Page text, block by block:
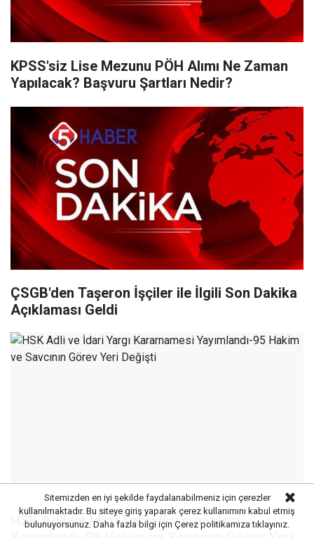
KPSS'siz Lise Mezunu PÖH Alımı Ne Zaman
Yapılacak? Başvuru Şartları Nedir?
ÇSGB'den Taşeron İşçiler ile İlgili Son Dakika
Açıklaması Geldi
HSK Adli ve İdari Yargı Kararnamesi
Sitemizden en iyi şekilde faydalanabilmeniz için çerezler
kullanılmaktadır. Bu siteye giriş yaparak çerez kullanımını kabul etmiş
bulunuyorsunuz. Daha fazla bilgi için Çerez politikamıza tıklayınız.